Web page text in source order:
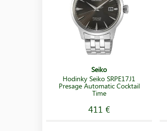
Seiko
Hodinky Seiko SRPE17J1
Presage Automatic Cocktail
Time
411 €